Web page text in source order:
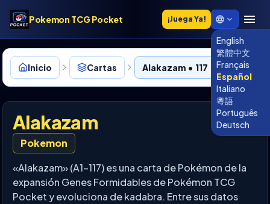
Pokemon TCG Pocket ¡Juega Ya!
English
繁體中文
Français
Español
Italiano
粵語
Português
Deutsch
Inicio Cartas Alakazam • 117
Alakazam
Pokemon
«Alakazam» (A1-117) es una carta de Pokémon de la
expansión Genes Formidables de Pokémon TCG
Pocket y evoluciona de kadabra. Entre sus datos